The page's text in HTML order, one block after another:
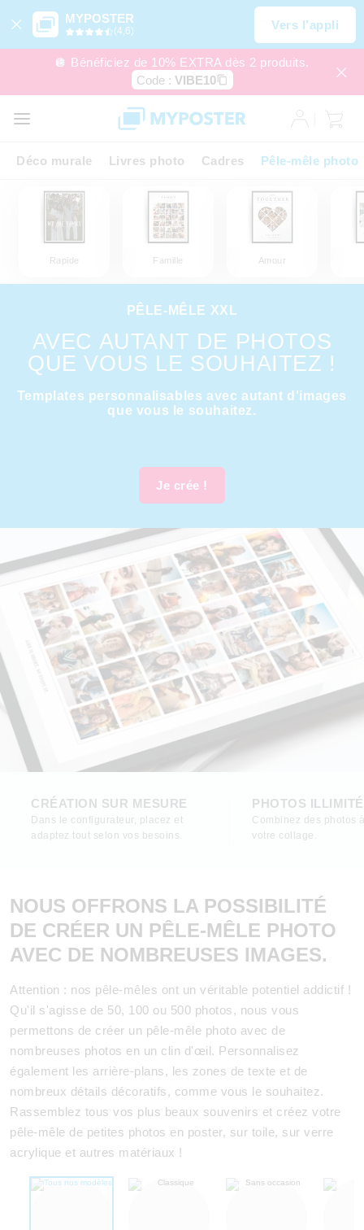
MYPOSTER
(4,6) Vers l’appli
🪩 Bénéficiez de 10% EXTRA dès 2 produits.
Code : VIBE10
Déco murale Livres photo Cadres Pêle-mêle photo
Rapide Famille Amour
PÊLE-MÊLE XXL
AVEC AUTANT DE PHOTOS
QUE VOUS LE SOUHAITEZ !
Templates personnalisables avec autant d'images
que vous le souhaitez.
Je crée !
CRÉATION SUR MESURE
Dans le configurateur, placez et
adaptez tout selon vos besoins.
PHOTOS
Combinez des photos
votre collage.
NOUS OFFRONS LA POSSIBILITÉ
DE CRÉER UN PÊLE-MÊLE PHOTO
AVEC DE NOMBREUSES IMAGES.
Attention : nos pêle-mêles ont un véritable potentiel addictif !
Qu'il s'agisse de 50, 100 ou 500 photos, nous vous
permettons de créer un pêle-mêle photo avec de
nombreuses photos en un clin d'œil. Personnalisez
également les arrière-plans, les zones de texte et de
nombreux détails décoratifs, comme vous le souhaitez.
Rassemblez tous vos plus beaux souvenirs et créez votre
pêle-mêle de petites photos en poster, sur toile, sur verre
acrylique et autres matériaux !